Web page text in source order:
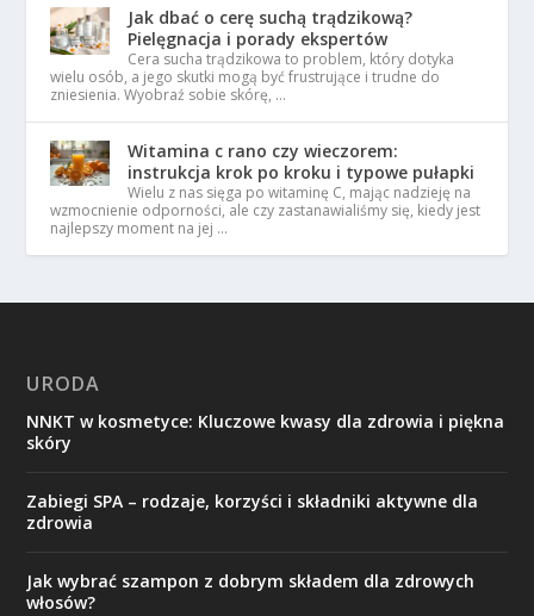
Jak dbać o cerę suchą trądzikową?
Pielęgnacja i porady ekspertów
Cera sucha trądzikowa to problem, który dotyka
wielu osób, a jego skutki mogą być frustrujące i trudne do
zniesienia. Wyobraź sobie skórę, …
Witamina c rano czy wieczorem:
instrukcja krok po kroku i typowe pułapki
Wielu z nas sięga po witaminę C, mając nadzieję na
wzmocnienie odporności, ale czy zastanawialiśmy się, kiedy jest
najlepszy moment na jej …
URODA
NNKT w kosmetyce: Kluczowe kwasy dla zdrowia i piękna
skóry
Zabiegi SPA – rodzaje, korzyści i składniki aktywne dla
zdrowia
Jak wybrać szampon z dobrym składem dla zdrowych
włosów?